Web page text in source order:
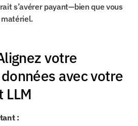
s’avérer payant—bien que vous
votre
avec votre
: